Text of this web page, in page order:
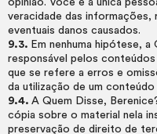
opinião. Você é a única
veracidade das informações,
eventuais danos causados.
9.3. Em nenhuma hipótese,
responsável pelos conteúdos
que se refere a erros e
da utilização de um conteúdo
9.4. A Quem Disse,
cópia sobre o material nela
preservação de direito de